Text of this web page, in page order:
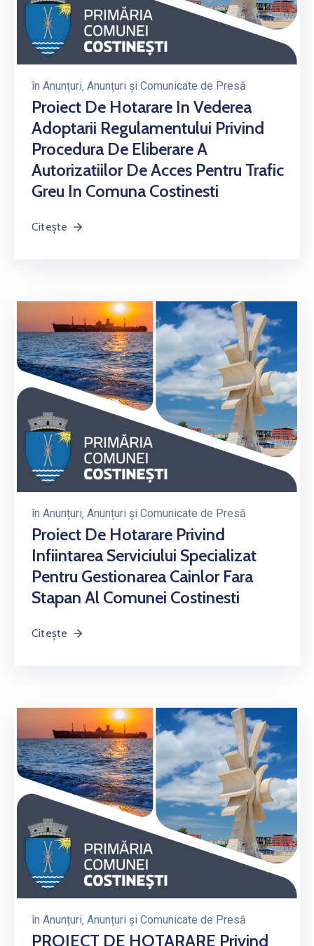
în Anunțuri‚ Anunțuri și Comunicate de Presă
Proiect De Hotarare In Vederea
Adoptarii Regulamentului Privind
Procedura De Eliberare A
Autorizatiilor De Acces Pentru Trafic
Greu In Comuna Costinesti
Citește
în Anunțuri‚ Anunțuri și Comunicate de Presă
Proiect De Hotarare Privind
Infiintarea Serviciului Specializat
Pentru Gestionarea Cainlor Fara
Stapan Al Comunei Costinesti
Citește
în Anunțuri‚ Anunțuri și Comunicate de Presă
PROIECT DE HOTARARE Privind